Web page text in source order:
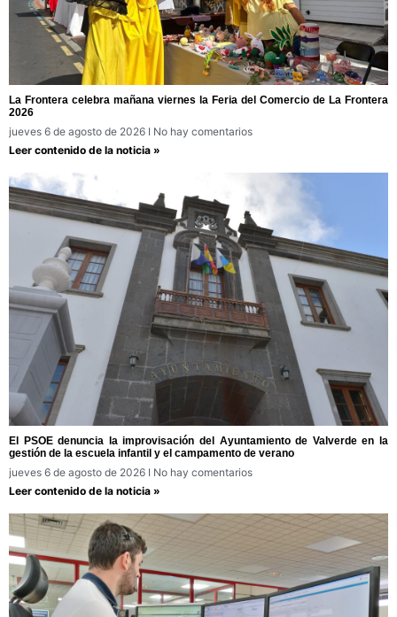
La Frontera celebra mañana viernes la Feria del Comercio de La Frontera
2026
jueves 6 de agosto de 2026
No hay comentarios
Leer contenido de la noticia »
El PSOE denuncia la improvisación del Ayuntamiento de Valverde en la
gestión de la escuela infantil y el campamento de verano
jueves 6 de agosto de 2026
No hay comentarios
Leer contenido de la noticia »